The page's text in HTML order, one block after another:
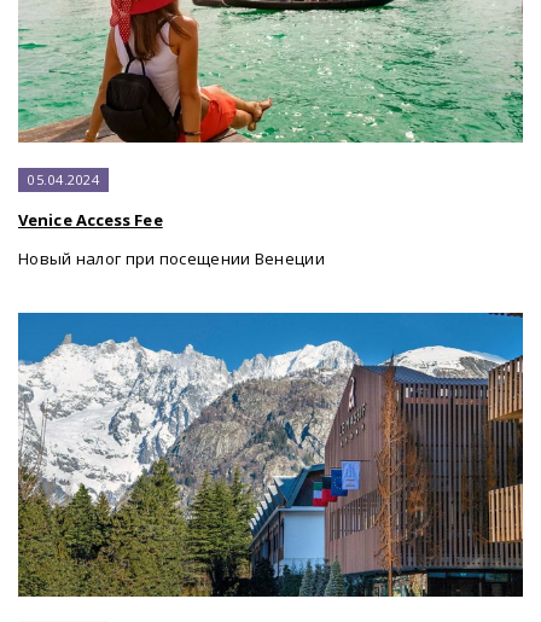
05.04.2024
Venice Access Fee
Новый налог при посещении Венеции